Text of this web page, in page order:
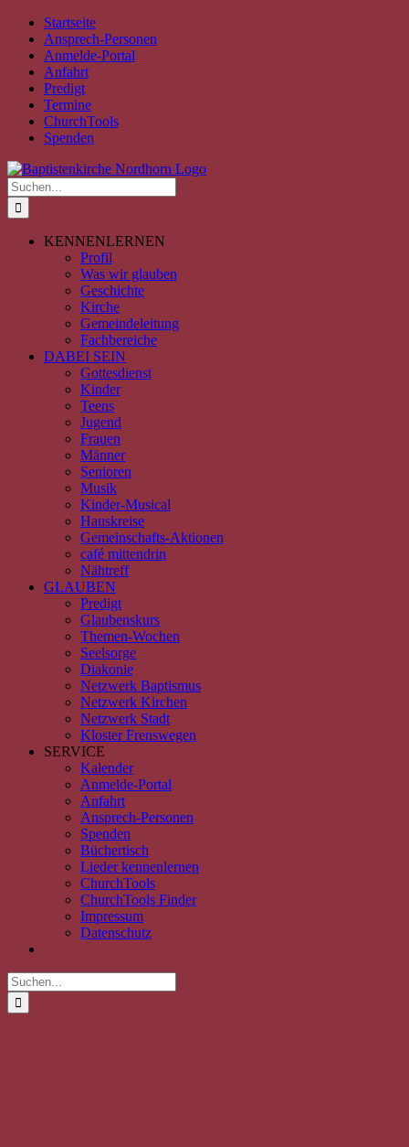
Zum
Inhalt
springen
Facebook
Instagram
YouTube
Spotify
Mail
PayPalStartseite
Ansprech-Personen
Anmelde-Portal
Anfahrt
Predigt
Termine
ChurchTools
Spenden
Suche
nach:
KENNENLERNEN
Profil
Was wir glauben
Geschichte
Kirche
Gemeindeleitung
Fachbereiche
DABEI SEIN
Gottesdienst
Kinder
Teens
Jugend
Frauen
Männer
Senioren
Musik
Kinder-Musical
Hauskreise
Gemeinschafts-Aktionen
café mittendrin
Nähtreff
GLAUBEN
Predigt
Glaubenskurs
Themen-Wochen
Seelsorge
Diakonie
Netzwerk Baptismus
Netzwerk Kirchen
Netzwerk Stadt
Kloster Frenswegen
SERVICE
Kalender
Anmelde-Portal
Anfahrt
Ansprech-Personen
Spenden
Büchertisch
Lieder kennenlernen
ChurchTools
ChurchTools Finder
Impressum
Datenschutz
Suche
nach: